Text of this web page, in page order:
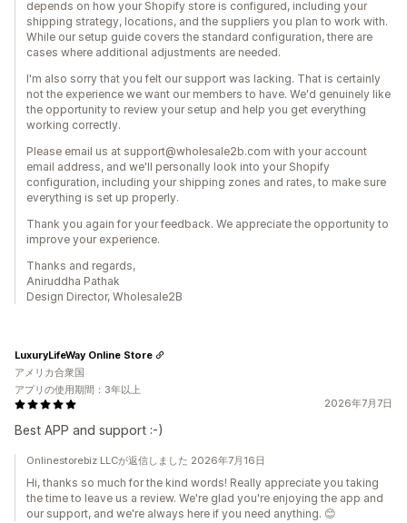
depends on how your Shopify store is configured, including your
shipping strategy, locations, and the suppliers you plan to work with.
While our setup guide covers the standard configuration, there are
cases where additional adjustments are needed.
I'm also sorry that you felt our support was lacking. That is certainly
not the experience we want our members to have. We'd genuinely like
the opportunity to review your setup and help you get everything
working correctly.
Please email us at support@wholesale2b.com with your account
email address, and we'll personally look into your Shopify
configuration, including your shipping zones and rates, to make sure
everything is set up properly.
Thank you again for your feedback. We appreciate the opportunity to
improve your experience.
Thanks and regards,
Aniruddha Pathak
Design Director, Wholesale2B
2026年7月7日
Best APP and support :-)
LuxuryLifeWay Online Store
アメリカ合衆国
アプリの使用期間：3年以上
Onlinestorebiz LLCが返信しました 2026年7月16日
Hi, thanks so much for the kind words! Really appreciate you taking
the time to leave us a review. We're glad you're enjoying the app and
our support, and we're always here if you need anything. 😊